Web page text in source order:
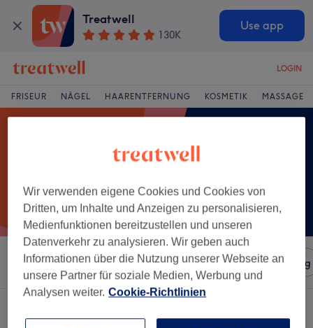
Treatwell
130K
Use app
LOGIN
FRISEUR NÄGEL HAARENTFERNUNG KOSMETIK MASSAGE
Sortieren nach Salons Expressangebote Bewertung
Wir verwenden eigene Cookies und Cookies von
Dritten, um Inhalte und Anzeigen zu personalisieren,
Medienfunktionen bereitzustellen und unseren
Datenverkehr zu analysieren. Wir geben auch
Informationen über die Nutzung unserer Webseite an
unsere Partner für soziale Medien, Werbung und
Analysen weiter. Cookie-Richtlinien